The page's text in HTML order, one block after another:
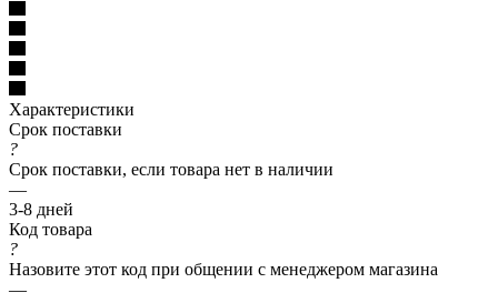
Характеристики
Срок поставки
?
Срок поставки, если товара нет в наличии
—
3-8 дней
Код товара
?
Назовите этот код при общении с менеджером магазина
—